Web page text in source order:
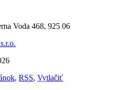
Voda 468, 925 06
, RSS, Vytlačiť